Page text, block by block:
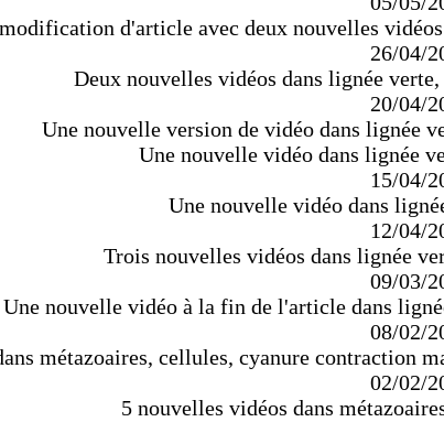
d'article avec deux nouvelles
26/04/
Deux nouvelles vidéos dans lignée
20/04/
Une nouvelle version de vidéo dans lignée
Une nouvelle vidéo dans lignée
15/04/
Une nouvelle vidéo dans
12/04/
Trois nouvelles vidéos dans lignée
09/03/
Une nouvelle vidéo à la fin de l'article dans
08/02/
métazoaires, cellules, cyanure contraction
02/02/
5 nouvelles vidéos dans